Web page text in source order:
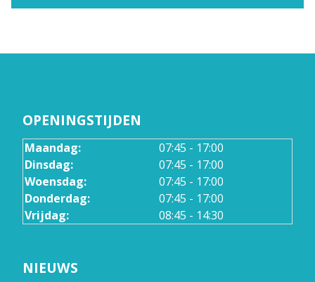
OPENINGSTIJDEN
Maandag:
07:45 - 17:00
Dinsdag:
07:45 - 17:00
Woensdag:
07:45 - 17:00
Donderdag:
07:45 - 17:00
Vrijdag:
08:45 - 14:30
NIEUWS